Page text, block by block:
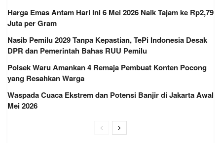
Harga Emas Antam Hari Ini 6 Mei 2026 Naik Tajam ke Rp2,79
Juta per Gram
Nasib Pemilu 2029 Tanpa Kepastian, TePi Indonesia Desak
DPR dan Pemerintah Bahas RUU Pemilu
Polsek Waru Amankan 4 Remaja Pembuat Konten Pocong
yang Resahkan Warga
Waspada Cuaca Ekstrem dan Potensi Banjir di Jakarta Awal
Mei 2026